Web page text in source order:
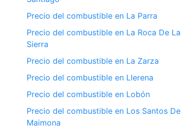
Precio del combustible en La Parra
Precio del combustible en La Roca De La
Sierra
Precio del combustible en La Zarza
Precio del combustible en Llerena
Precio del combustible en Lobón
Precio del combustible en Los Santos De
Maimona